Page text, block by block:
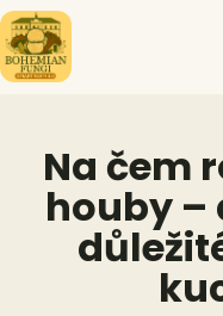
Přeskočit
na
obsah
Na čem
houby –